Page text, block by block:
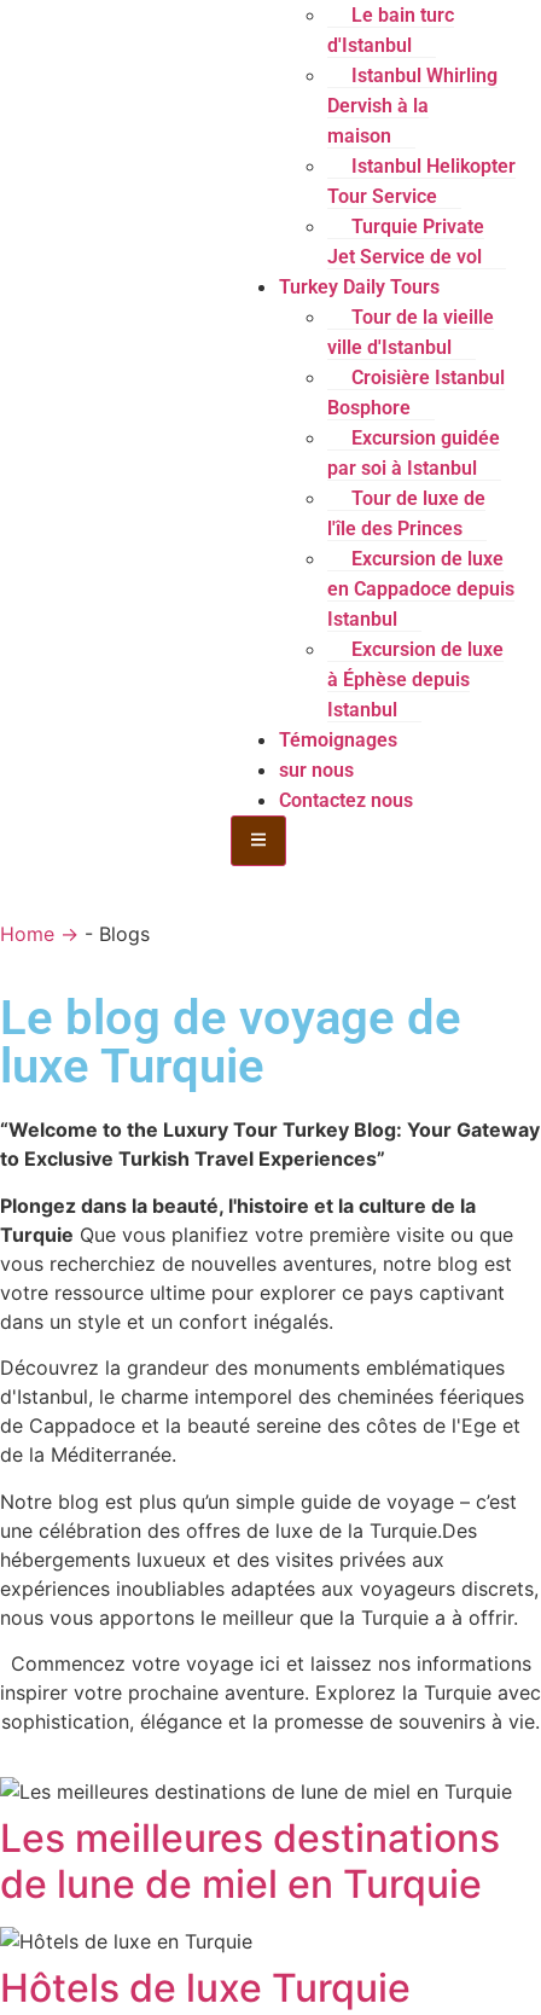
Le bain turc
d'Istanbul
Istanbul Whirling
Dervish à la
maison
Istanbul Helikopter
Tour Service
Turquie Private
Jet Service de vol
Turkey Daily Tours
Tour de la vieille
ville d'Istanbul
Croisière Istanbul
Bosphore
Excursion guidée
par soi à Istanbul
Tour de luxe de
l'île des Princes
Excursion de luxe
en Cappadoce depuis
Istanbul
Excursion de luxe
à Éphèse depuis
Istanbul
Témoignages
sur nous
Contactez nous
Menu de la bouteille Toggle
Home → - Blogs
Le blog de voyage de
luxe Turquie
“Welcome to the Luxury Tour Turkey Blog: Your Gateway
to Exclusive Turkish Travel Experiences”
Plongez dans la beauté, l'histoire et la culture de la
Turquie Que vous planifiez votre première visite ou que
vous recherchiez de nouvelles aventures, notre blog est
votre ressource ultime pour explorer ce pays captivant
dans un style et un confort inégalés.
Découvrez la grandeur des monuments emblématiques
d'Istanbul, le charme intemporel des cheminées féeriques
de Cappadoce et la beauté sereine des côtes de l'Ege et
de la Méditerranée.
Notre blog est plus qu’un simple guide de voyage – c’est
une célébration des offres de luxe de la Turquie.Des
hébergements luxueux et des visites privées aux
expériences inoubliables adaptées aux voyageurs discrets,
nous vous apportons le meilleur que la Turquie a à offrir.
Commencez votre voyage ici et laissez nos informations
inspirer votre prochaine aventure. Explorez la Turquie avec
sophistication, élégance et la promesse de souvenirs à vie.
Les meilleures destinations
de lune de miel en Turquie
Hôtels de luxe Turquie